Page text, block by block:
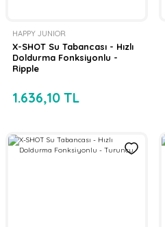
HAPPY JUNIOR
X-SHOT Su Tabancası - Hızlı
Doldurma Fonksiyonlu -
Ripple
1.636,10 TL